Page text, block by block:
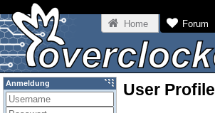
Home Forum
User
Anmeldung